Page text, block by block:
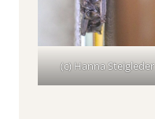
(c) Hanna Steigleder